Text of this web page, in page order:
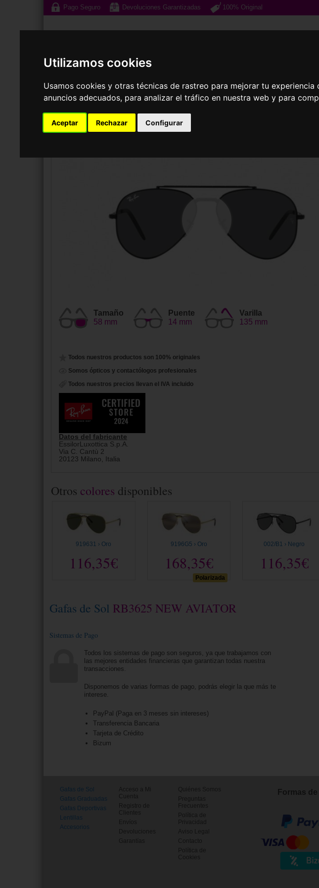
Utilizamos cookies
Usamos cookies y otras técnicas de rastreo para mejorar tu
anuncios adecuados, para analizar el tráfico en nuestra web y para
Aceptar Rechazar Configurar
Pago Seguro Devoluciones Garantizadas 100% Original
Gafas de Sol Gafas Graduadas
GAFAS DE SOL RAY-BAN RB3625 NEW AVIATOR
Tamaño
58 mm
Puente
14 mm
Varilla
135 mm
Todos nuestros productos son 100% originales
Somos ópticos y contactólogos profesionales
Todos nuestros precios llevan el IVA incluido
Datos del fabricante
EssilorLuxottica S.p.A.
Via C. Cantù 2
20123 Milano, Italia
Otros colores disponibles
919631 › Oro
116,35€
Polarizada
9196G5 › Oro
168,35€
002/B1 › Negro
116,35€
Gafas de Sol RB3625 NEW AVIATOR
Sistemas de Pago
Todos los sistemas de pago son seguros, ya que trabajamos con
las mejores entidades financieras que garantizan todas nuestra
transacciones.
Disponemos de varias formas de pago, podrás elegir la que más te
interese.
PayPal (Paga en 3 meses sin intereses)
Transferencia Bancaria
Tarjeta de Crédito
Bizum
Gafas de Sol
Gafas Graduadas
Gafas Deportivas
Lentillas
Accesorios
Acceso a Mi
Cuenta
Registro de
Clientes
Envíos
Devoluciones
Garantías
Quiénes Somos
Preguntas
Frecuentes
Política de
Privacidad
Aviso Legal
Contacto
Política de
Cookies
Formas